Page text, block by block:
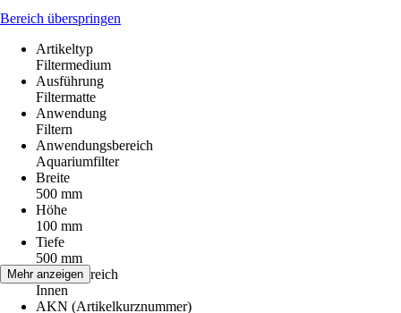
Bereich überspringen
Artikeltyp
Filtermedium
Ausführung
Filtermatte
Anwendung
Filtern
Anwendungsbereich
Aquariumfilter
Breite
500 mm
Höhe
100 mm
Tiefe
500 mm
Einsatzbereich
Innen
AKN (Artikelkurznummer)
Mehr anzeigen